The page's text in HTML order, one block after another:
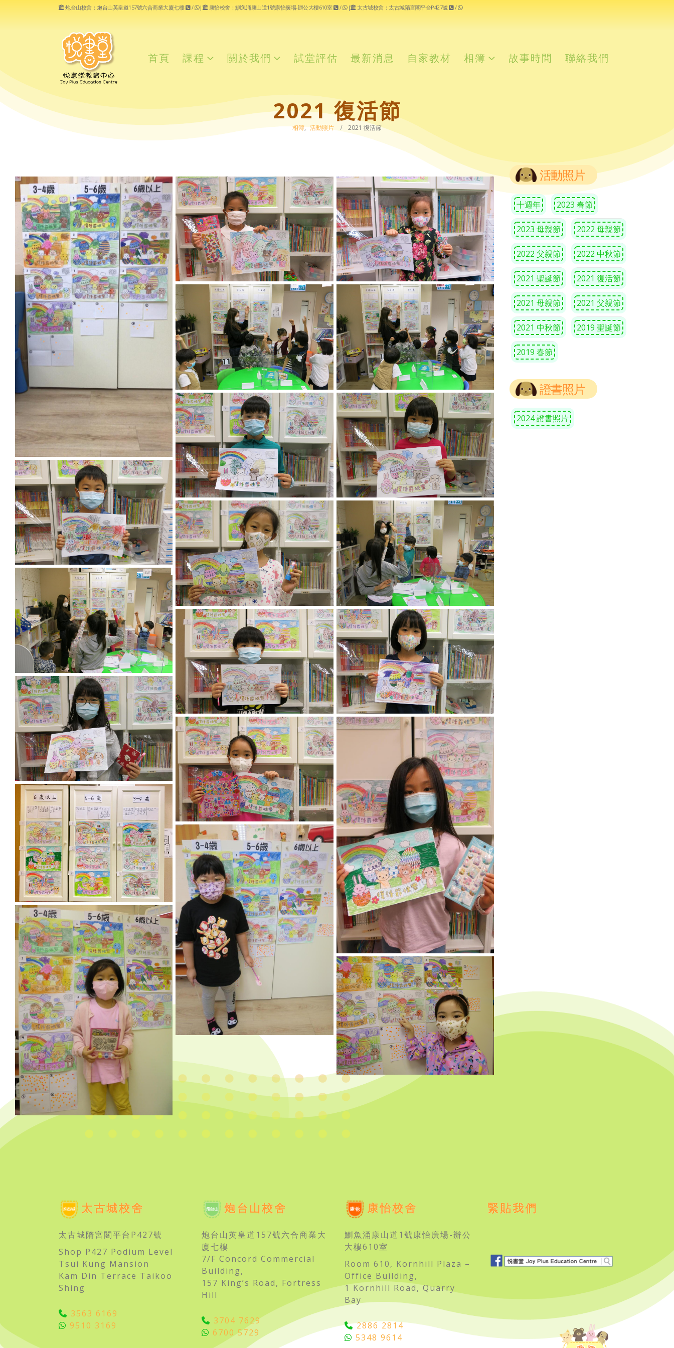
炮台山校舍：炮台山英皇道157號六合商業大廈七樓 / | 康怡校舍：鰂魚涌康山道1號康怡廣場-辦公大樓610室 / | 太古城校舍：太古城隋宮閣平台P427號 /
首頁 課程 關於我們 試堂評估 最新消息 自家教材 相簿 故事時間 聯絡我們
2021 復活節
相簿, 活動照片 2021 復活節
活動照片
十週年 2023 春節
2023 母親節 2022 母親節
2022 父親節 2022 中秋節
2021 聖誕節 2021 復活節
2021 母親節 2021 父親節
2021 中秋節 2019 聖誕節
2019 春節
證書照片
2024 證書照片
太古城校舍
太古城隋宮閣平台P427號
Shop P427 Podium Level
Tsui Kung Mansion
Kam Din Terrace Taikoo
Shing
3563 6169
9510 3169
炮台山校舍
炮台山英皇道157號六合商業大
廈七樓
7/F Concord Commercial
Building,
157 King’s Road, Fortress
Hill
3704 7629
6700 5729
康怡校舍
鰂魚涌康山道1號康怡廣場-辦公
大樓610室
Room 610, Kornhill Plaza –
Office Building,
1 Kornhill Road, Quarry
Bay
2886 2814
5348 9614
緊貼我們